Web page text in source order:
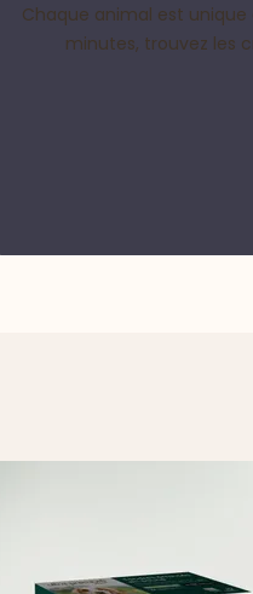
Chaque animal est
minutes, trouvez les